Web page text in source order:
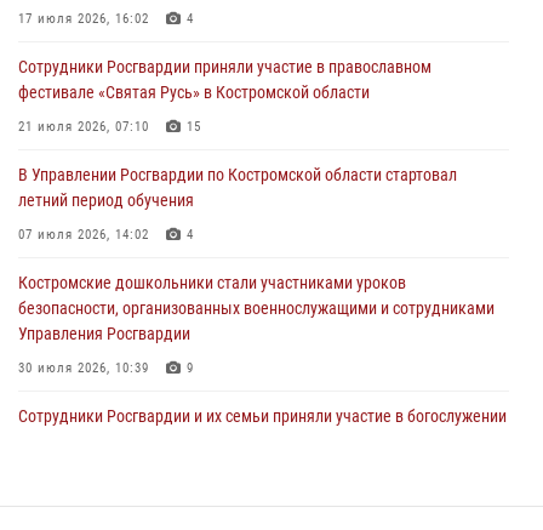
Cотрудники Росгвардии и их семьи приняли участие в богослужении
28 июля 2026, 06:14 2
Более пятидесяти поступивших сигналов отработали костромские
27 июля 2026, 09:53
«Росгвардия. Вехи истории»: послевоенный опыт войск
27 июля 2026, 07:11
17 июля 2026, 16:02 4
Сотрудники Росгвардии приняли участие в православном
фестивале «Святая Русь» в Костромской области
21 июля 2026, 07:10 15
В Управлении Росгвардии по Костромской области стартовал
летний период обучения
07 июля 2026, 14:02 4
Костромские дошкольники стали участниками уроков
безопасности, организованных военнослужащими и сотрудниками
Управления Росгвардии
30 июля 2026, 10:39 9
Cотрудники Росгвардии и их семьи приняли участие в богослужении